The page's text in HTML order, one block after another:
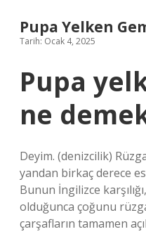
Pupa Yelken
Tarih: Ocak 4, 2025
Pupa
ne
Deyim. (denizcilik)
yandan birkaç derece
Bunun İngilizce
olduğunca çoğunu
çarşafların tamamen